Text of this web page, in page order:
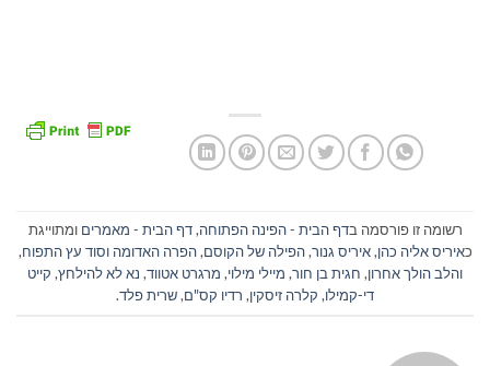
רשומה זו פורסמה בדף הבית - הפינה הפתוחה,דף הבית - מאמרים ומתוייגת
כאיריס אליה כהן,איריס גנור,הפילה של הקוסם,הפרה האדומה וסוד עץ התפוח,
והלב הולך אחרון, חגית בן חור, מיילי מילוי, מרגרט אטווד, נא לא להילחץ, קייט
די-קמילו, קלרה זיסקין, רדיו קס"ם,שרית פלד.